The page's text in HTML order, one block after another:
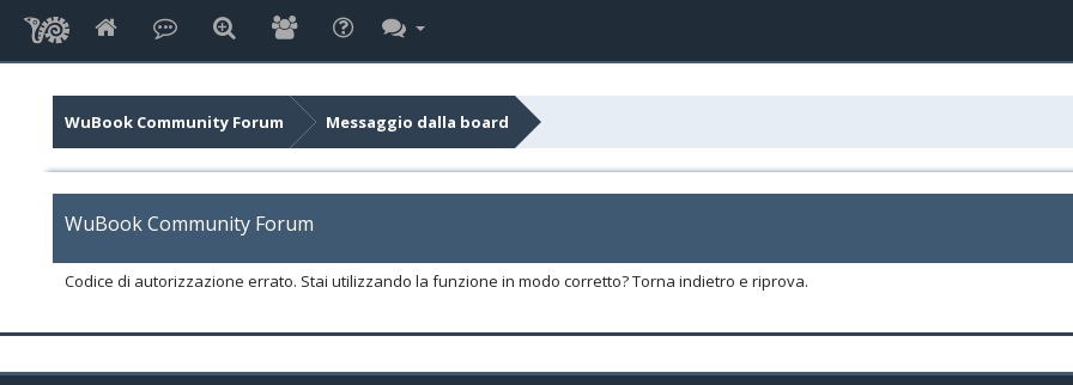
WuBook Community Forum Messaggio dalla board
WuBook Community Forum
Codice di autorizzazione errato. Stai utilizzando la funzione in modo corretto? Torna indietro e riprova.